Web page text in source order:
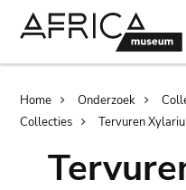
Home Onderzoek
Collecties
Tervuren